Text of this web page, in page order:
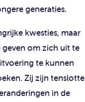
generaties.
kwesties, maar
om zich uit te
te kunnen
Zij zijn tenslotte
in de